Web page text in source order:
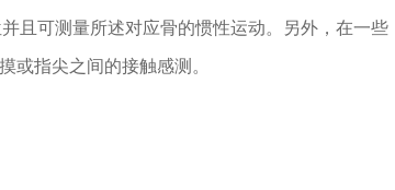
且可测量所述对应骨的惯性运动。另外，在一些
或指尖之间的接触感测。